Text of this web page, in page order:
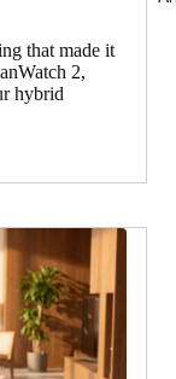
that made it
2,
hybrid